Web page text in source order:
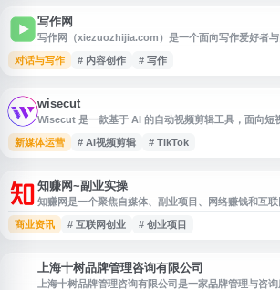
写作网
写作网（xiezuozhijia.com）是一个面向写作爱好者
供写作相关信息、素材参考和实用内容，适合用于了解
材、提升文字创作能力。网站可作为日常写作学习、文
对话与写作 # 内容创作 # 写作
wisecut
Wisecut 是一款基于 AI 的自动视频剪辑工具，面向短
队，支持将长视频快速剪辑为适合 Instagram Reels、
TikTok 等平台的短片。网站提供自动剪辑、片段生成
新媒体运营 # AI视频剪辑 # TikTok
知赚网~副业实操
知赚网是一个聚焦自媒体、副业项目、网络赚钱和互
要整理发布各类网上赚钱项目、创业项目渠道及项目趋
实操型项目，面向关注副业增收、工作室运营思路和线
商业资讯 # 互联网创业 # 创业项目
上海十树品牌管理咨询有限公司
上海十树品牌管理咨询有限公司是一家品牌管理与咨